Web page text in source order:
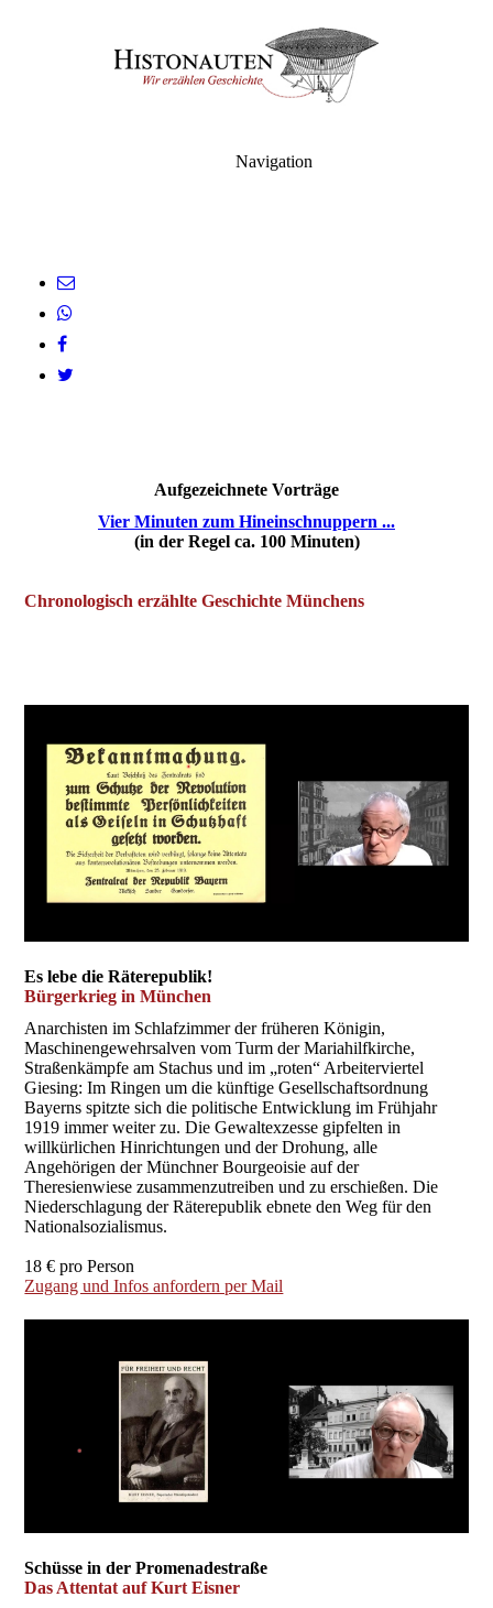
Navigation
Aufgezeichnete Vorträge
Vier Minuten zum Hineinschnuppern ...
(in der Regel ca. 100 Minuten)
Chronologisch erzählte Geschichte Münchens
Es lebe die Räterepublik!
Bürgerkrieg in München
Anarchisten im Schlafzimmer der früheren Königin,
Maschinengewehrsalven vom Turm der Mariahilfkirche,
Straßenkämpfe am Stachus und im „roten“ Arbeiterviertel
Giesing: Im Ringen um die künftige Gesellschaftsordnung
Bayerns spitzte sich die politische Entwicklung im Frühjahr
1919 immer weiter zu. Die Gewaltexzesse gipfelten in
willkürlichen Hinrichtungen und der Drohung, alle
Angehörigen der Münchner Bourgeoisie auf der
Theresienwiese zusammenzutreiben und zu erschießen. Die
Niederschlagung der Räterepublik ebnete den Weg für den
Nationalsozialismus.
18 € pro Person
Zugang und Infos anfordern per Mail
Schüsse in der Promenadestraße
Das Attentat auf Kurt Eisner